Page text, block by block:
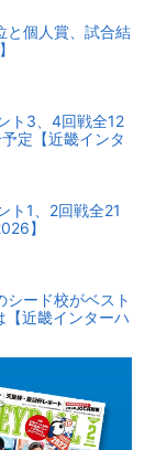
個人賞、試合結
ト3、4回戦全12
定【近畿インタ
ト1、2回戦全21
】
シード校がベスト
近畿インターハ